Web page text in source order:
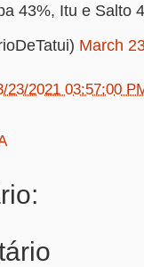
43%, Itu e Salto
March
23/2021 03:57:00